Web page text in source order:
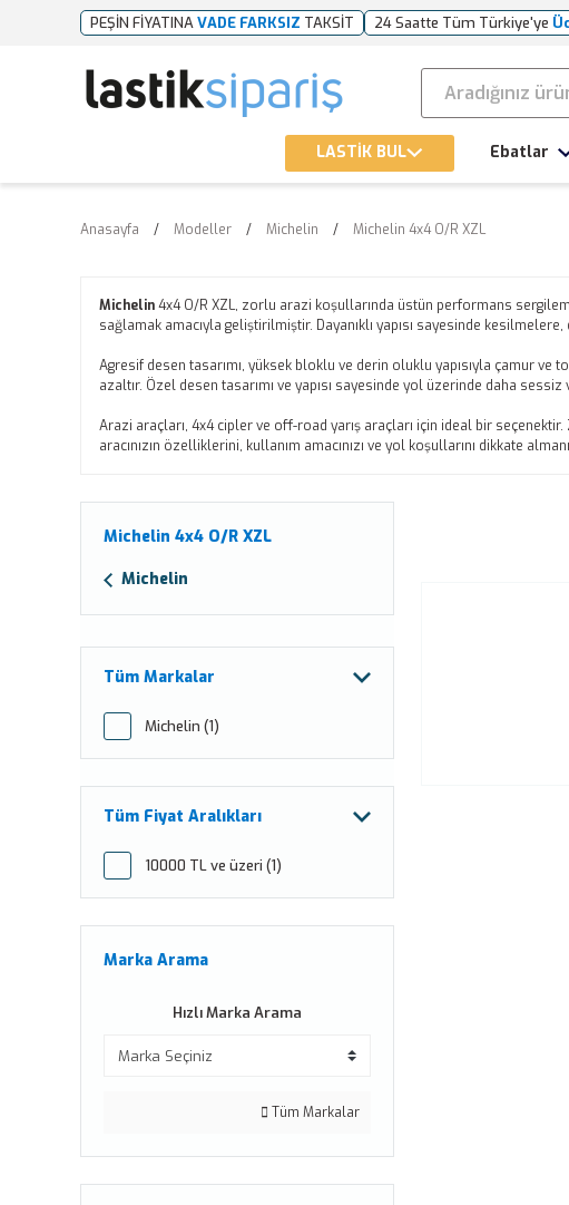
PEŞİN FİYATINAVADE FARKSIZ TAKSİT 24 Saatte Tüm Türkiye'ye
LASTİK BUL Ebatlar
Anasayfa Modeller Michelin Michelin 4x4 O/R XZL
Michelin4x4 O/R XZL, zorlu arazi koşullarında üstün performans
sağlamak amacıyla geliştirilmiştir. Dayanıklı yapısı sayesinde
Agresif desen tasarımı, yüksek bloklu ve derin oluklu yapısıyla çamur
azaltır. Özel desen tasarımı ve yapısı sayesinde yol üzerinde daha
Arazi araçları, 4x4 cipler ve off-road yarış araçları için ideal bir
aracınızın özelliklerini, kullanım amacınızı ve yol koşullarını dikkate
Michelin 4x4 O/R XZL
Michelin
Tüm Markalar
Michelin (1)
Tüm Fiyat Aralıkları
10000 TL ve üzeri (1)
Marka Arama
Hızlı Marka Arama
Tüm Markalar